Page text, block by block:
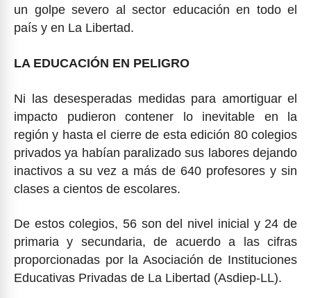
un golpe severo al sector educación en todo el
país y en La Libertad.
LA EDUCACIÓN EN PELIGRO
Ni las desesperadas medidas para amortiguar el
impacto pudieron contener lo inevitable en la
región y hasta el cierre de esta edición 80 colegios
privados ya habían paralizado sus labores dejando
inactivos a su vez a más de 640 profesores y sin
clases a cientos de escolares.
De estos colegios, 56 son del nivel inicial y 24 de
primaria y secundaria, de acuerdo a las cifras
proporcionadas por la Asociación de Instituciones
Educativas Privadas de La Libertad (Asdiep-LL).